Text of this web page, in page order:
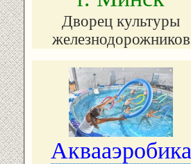
Дворец культуры
железнодорожников
Аквааэробика